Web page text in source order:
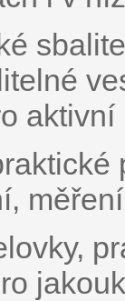
aktivní